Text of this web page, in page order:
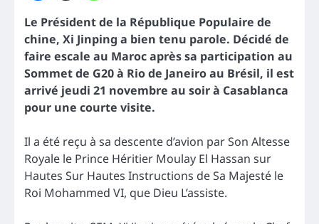
Le Président de la République Populaire de
chine, Xi Jinping a bien tenu parole. Décidé de
faire escale au Maroc après sa participation au
Sommet de G20 à Rio de Janeiro au Brésil, il est
arrivé jeudi 21 novembre au soir à Casablanca
pour une courte visite.
Il a été reçu à sa descente d’avion par Son Altesse
Royale le Prince Héritier Moulay El Hassan sur
Hautes Sur Hautes Instructions de Sa Majesté le
Roi Mohammed VI, que Dieu L’assiste.